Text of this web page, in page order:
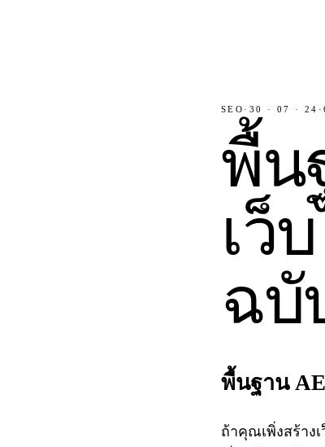
SEO · 30 · 07 · 24 ·
พื้น
เว็
ฉบั
พื้นฐาน
ถ้าคุณเพิ่งสร้าง